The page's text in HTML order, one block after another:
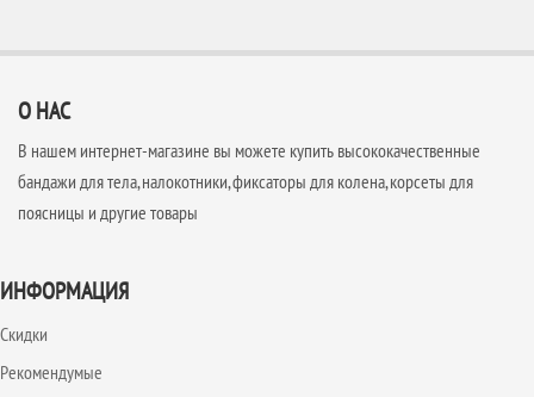
О НАС
В нашем интернет-магазине вы можете купить высококачественные
бандажи для тела, налокотники, фиксаторы для колена, корсеты для
поясницы и другие товары
ИНФОРМАЦИЯ
Скидки
Рекомендумые